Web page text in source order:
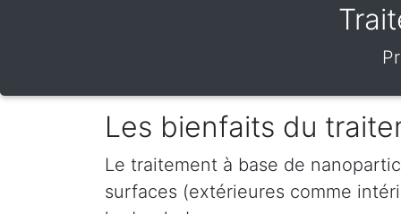
Les bienfaits du
Le traitement à base de
surfaces (extérieures comme